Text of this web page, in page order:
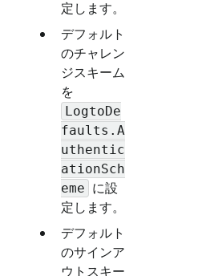
定します。
デフォルト
のチャレン
ジスキーム
を
LogtoDe
faults.A
uthentic
ationSch
eme に設
定します。
デフォルト
のサインア
ウトスキー